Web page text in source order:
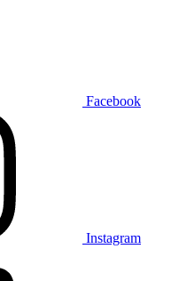
Facebook
Instagram